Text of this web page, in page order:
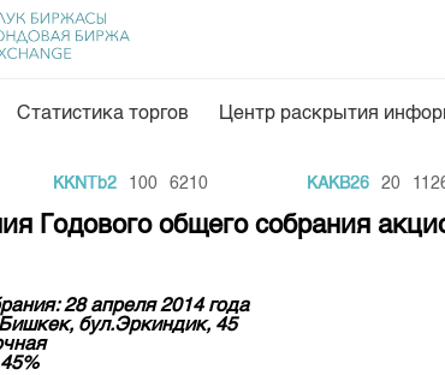
Товарно-сырьевой сектор
Центр раскрытия информации
Тарифы
Статистика торгов Центр раскрытия
KKNTb2 100 6210 KAKB26 20
Годового общего собрания
28 апреля 2014 года
бул.Эркиндик, 45